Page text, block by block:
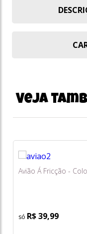
Veja
Avião Á Fricção -
R$ 39,99